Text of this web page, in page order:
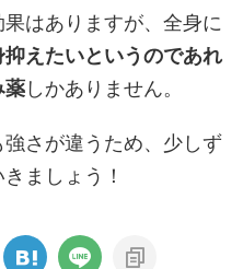
はありますが、全身に
抑えたいというのであれ
薬しかありません。
さが違うため、少しず
ましょう！